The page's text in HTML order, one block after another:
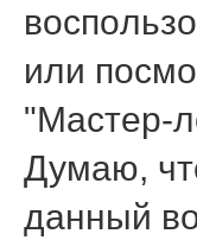
или
"Мастер-
Думаю,
данный